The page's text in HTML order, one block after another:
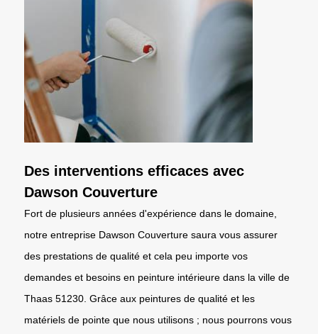
Des interventions efficaces avec
Dawson Couverture
Fort de plusieurs années d'expérience dans le domaine,
notre entreprise Dawson Couverture saura vous assurer
des prestations de qualité et cela peu importe vos
demandes et besoins en peinture intérieure dans la ville de
Thaas 51230. Grâce aux peintures de qualité et les
matériels de pointe que nous utilisons ; nous pourrons vous